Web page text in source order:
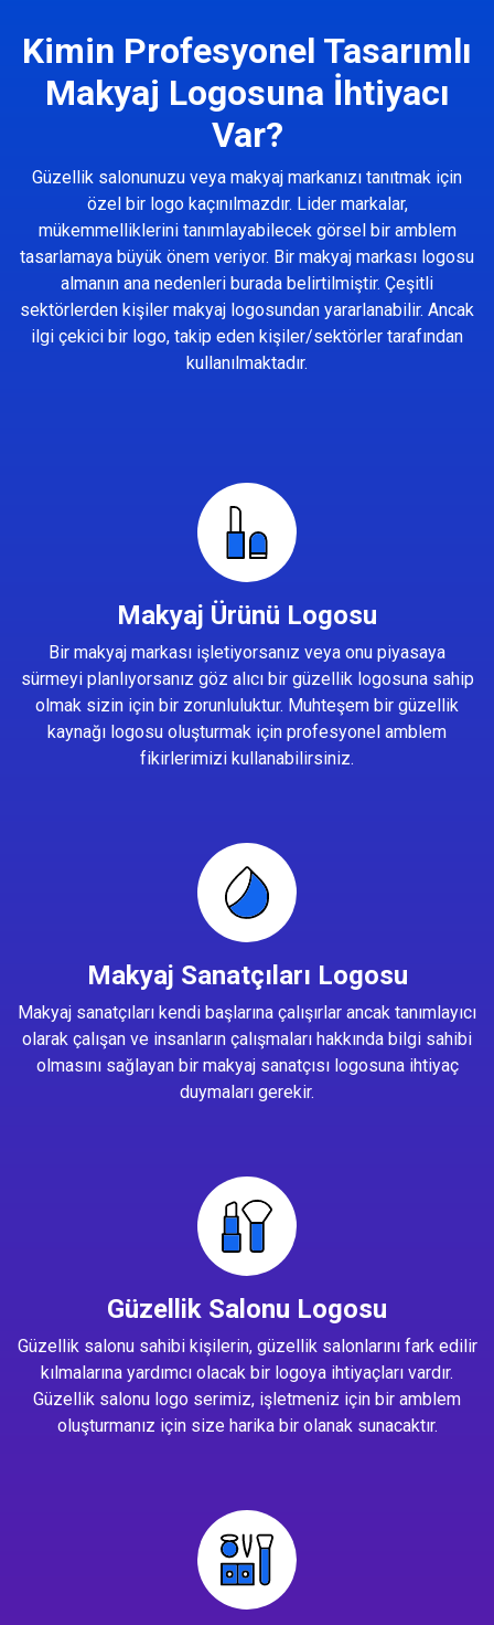
Kimin Profesyonel Tasarımlı
Makyaj Logosuna İhtiyacı
Var?
Güzellik salonunuzu veya makyaj markanızı tanıtmak için
özel bir logo kaçınılmazdır. Lider markalar,
mükemmelliklerini tanımlayabilecek görsel bir amblem
tasarlamaya büyük önem veriyor. Bir makyaj markası logosu
almanın ana nedenleri burada belirtilmiştir. Çeşitli
sektörlerden kişiler makyaj logosundan yararlanabilir. Ancak
ilgi çekici bir logo, takip eden kişiler/sektörler tarafından
kullanılmaktadır.
Makyaj Ürünü Logosu
Bir makyaj markası işletiyorsanız veya onu piyasaya
sürmeyi planlıyorsanız göz alıcı bir güzellik logosuna sahip
olmak sizin için bir zorunluluktur. Muhteşem bir güzellik
kaynağı logosu oluşturmak için profesyonel amblem
fikirlerimizi kullanabilirsiniz.
Makyaj Sanatçıları Logosu
Makyaj sanatçıları kendi başlarına çalışırlar ancak tanımlayıcı
olarak çalışan ve insanların çalışmaları hakkında bilgi sahibi
olmasını sağlayan bir makyaj sanatçısı logosuna ihtiyaç
duymaları gerekir.
Güzellik Salonu Logosu
Güzellik salonu sahibi kişilerin, güzellik salonlarını fark edilir
kılmalarına yardımcı olacak bir logoya ihtiyaçları vardır.
Güzellik salonu logo serimiz, işletmeniz için bir amblem
oluşturmanız için size harika bir olanak sunacaktır.